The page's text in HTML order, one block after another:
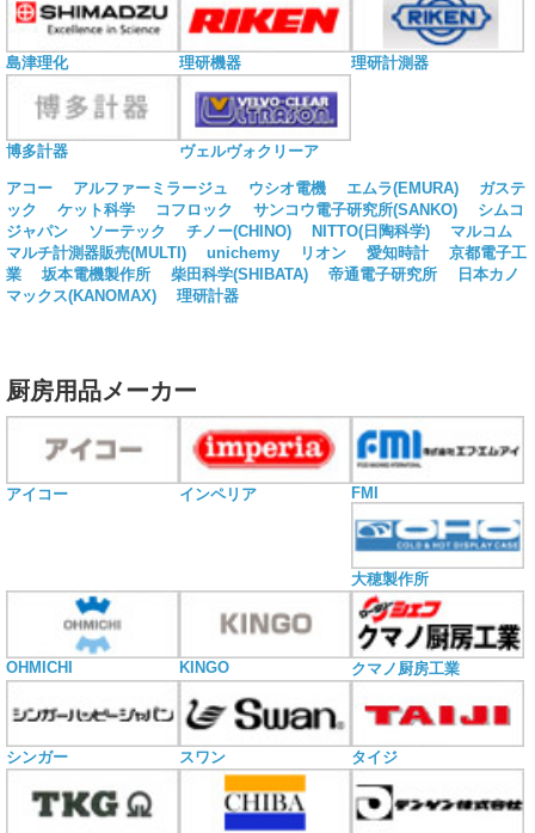
島津理化 理研機器 理研計測器
博多計器 ヴェルヴォクリーア
アコー アルファーミラージュ ウシオ電機 エムラ(EMURA)
ガステ
ック
ケット科学 コフロック サンコウ電子研究所(SANKO)
シムコ
ジャパン
ソーテック チノー(CHINO) NITTO(日陶科学)
マルコム
マルチ計測器販売(MULTI)
unichemy リオン 愛知時計
京都電子工
業
坂本電機製作所 柴田科学(SHIBATA) 帝通電子研究所
日本カノ
マックス(KANOMAX)
理研計器
厨房用品メーカー
アイコー インペリア FMI
大穂製作所
OHMICHI KINGO クマノ厨房工業
シンガー スワン タイジ